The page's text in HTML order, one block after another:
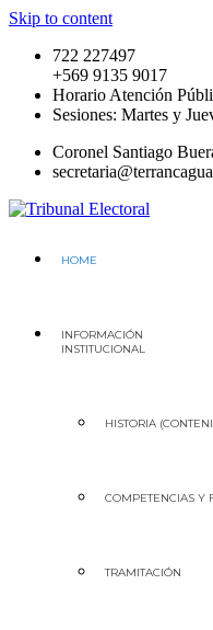
Skip to content
722 227497
+569 9135 9017
Horario Atención
Sesiones: Martes y
Coronel Santiago
Tribunal
HOME
INFORMACIÓN
INSTITUCIONAL
HISTORIA
COMPETENCIAS Y
TRAMITACIÓN